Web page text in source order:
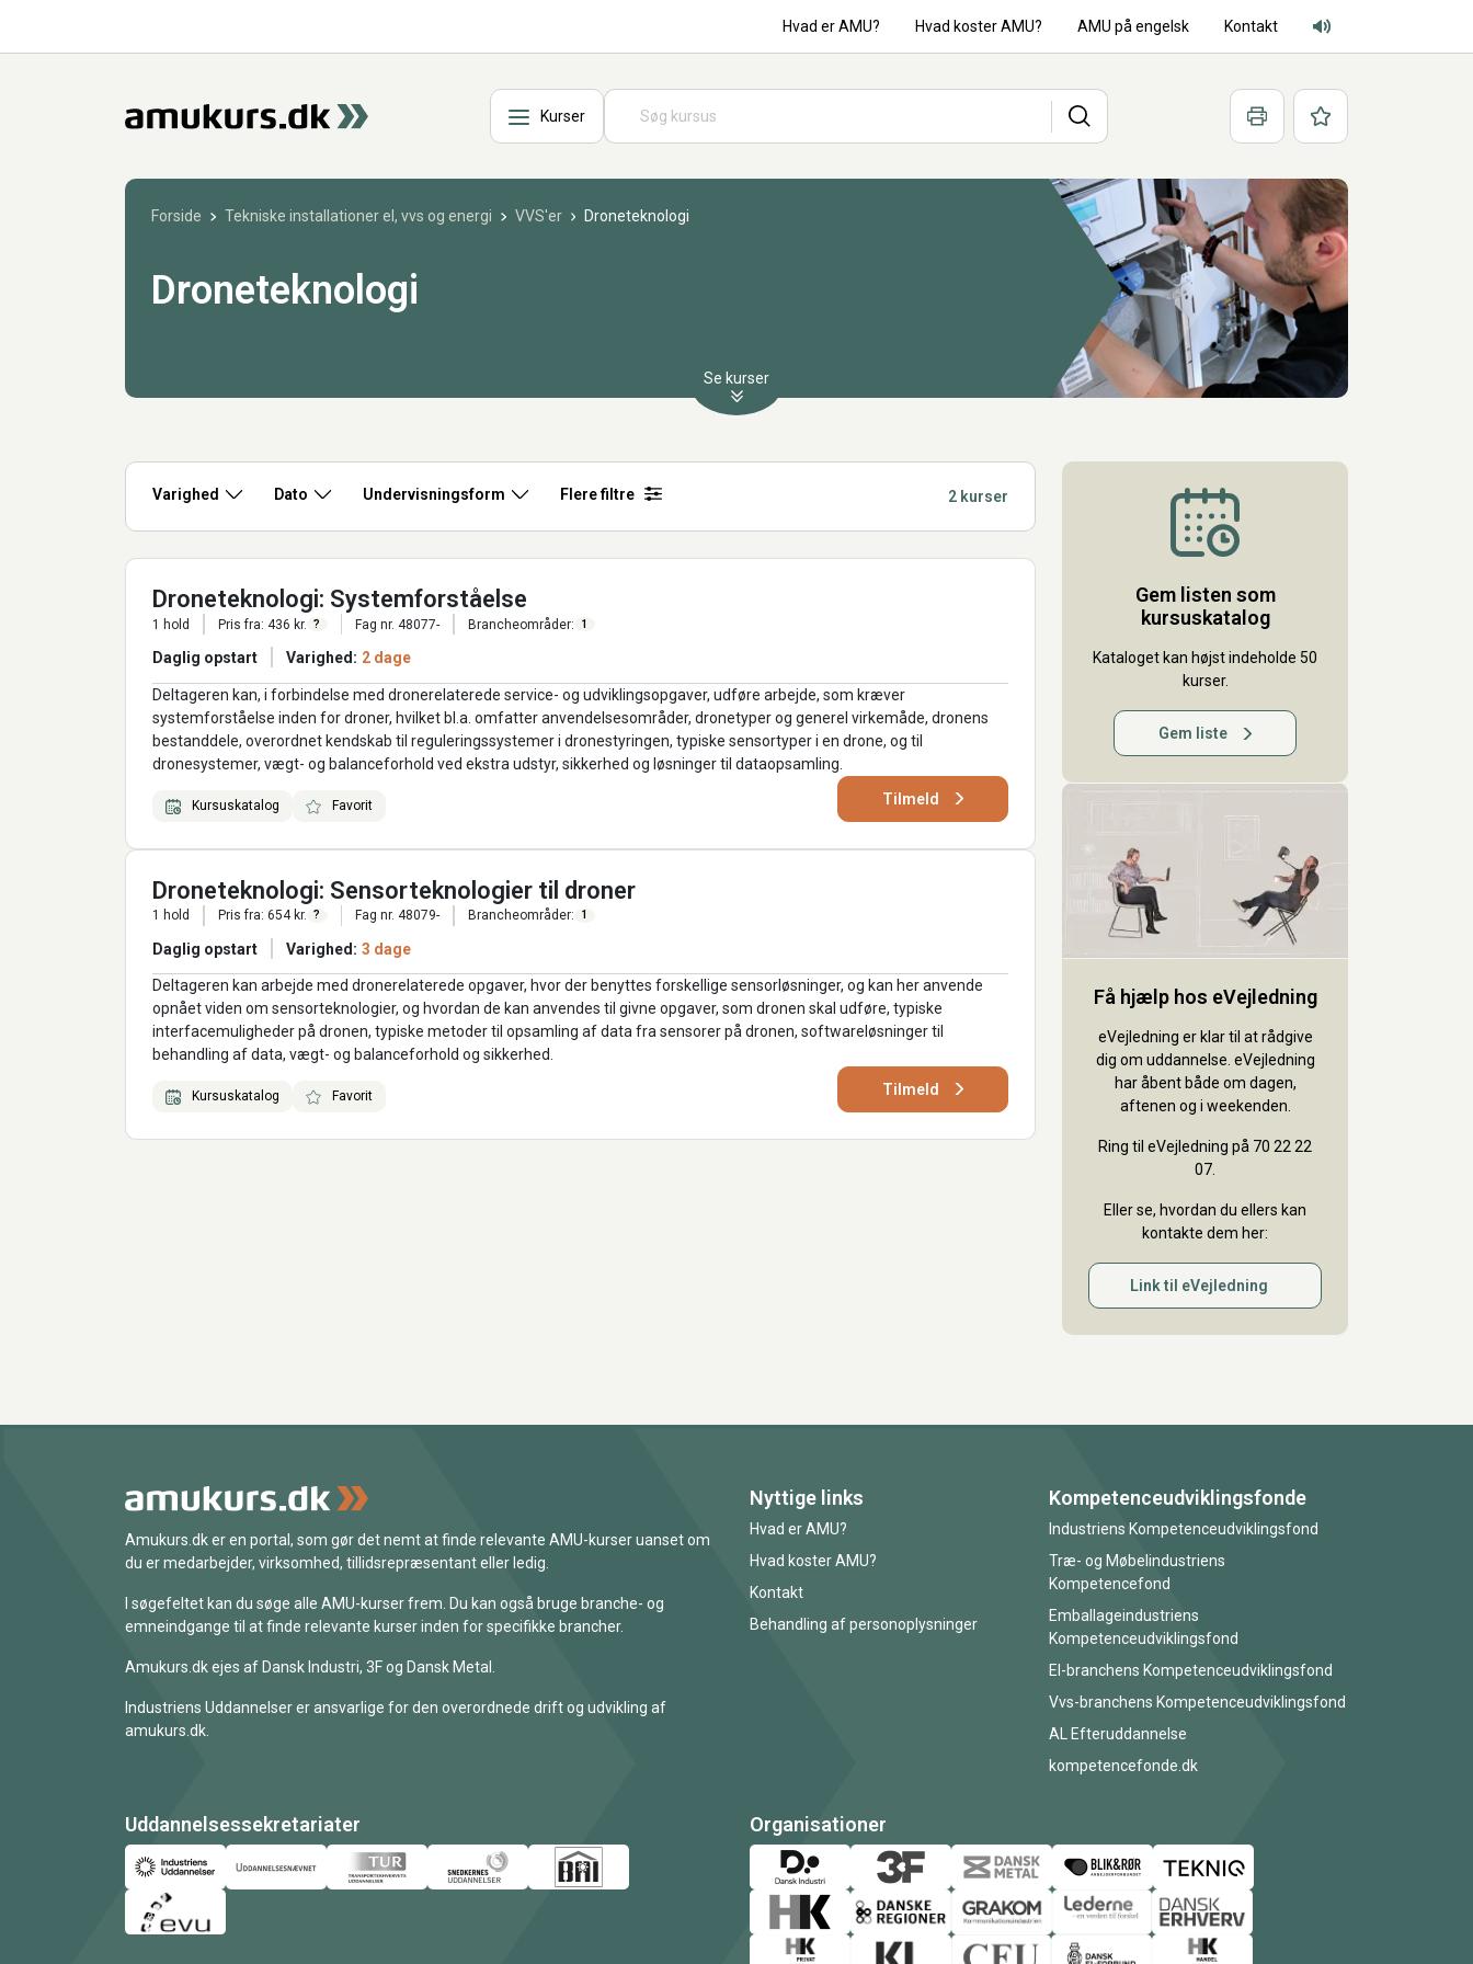
Hvad er AMU? Hvad koster AMU? AMU på engelsk Kontakt
Adgang for alle lyd
Kurser Søg Print Favoritter
Forside Tekniske installationer el, vvs og energi VVS'er Droneteknologi
Droneteknologi
Se kurser
Varighed Dato Undervisningsform Flere filtre 2 kurser
Droneteknologi: Systemforståelse
1 hold Pris fra: 436 kr. ? Fag nr. 48077- Brancheområder: 1
Daglig opstart Varighed: 2 dage
Deltageren kan, i forbindelse med dronerelaterede service- og udviklingsopgaver, udføre arbejde, som kræver
systemforståelse inden for droner, hvilket bl.a. omfatter anvendelsesområder, dronetyper og generel virkemåde, dronens
bestanddele, overordnet kendskab til reguleringssystemer i dronestyringen, typiske sensortyper i en drone, og til
dronesystemer, vægt- og balanceforhold ved ekstra udstyr, sikkerhed og løsninger til dataopsamling.
Kursuskatalog Favorit Tilmeld
Droneteknologi: Sensorteknologier til droner
1 hold Pris fra: 654 kr. ? Fag nr. 48079- Brancheområder: 1
Daglig opstart Varighed: 3 dage
Deltageren kan arbejde med dronerelaterede opgaver, hvor der benyttes forskellige sensorløsninger, og kan her anvende
opnået viden om sensorteknologier, og hvordan de kan anvendes til givne opgaver, som dronen skal udføre, typiske
interfacemuligheder på dronen, typiske metoder til opsamling af data fra sensorer på dronen, softwareløsninger til
behandling af data, vægt- og balanceforhold og sikkerhed.
Kursuskatalog Favorit Tilmeld
Gem listen som
kursuskatalog
Kataloget kan højst indeholde 50
kurser.
Gem liste
Få hjælp hos eVejledning
eVejledning er klar til at rådgive
dig om uddannelse. eVejledning
har åbent både om dagen,
aftenen og i weekenden.
Ring til eVejledning på 70 22 22
07.
Eller se, hvordan du ellers kan
kontakte dem her:
Link til eVejledning
Amukurs.dk er en portal, som gør det nemt at finde relevante AMU-kurser uanset om
du er medarbejder, virksomhed, tillidsrepræsentant eller ledig.
I søgefeltet kan du søge alle AMU-kurser frem. Du kan også bruge branche- og
emneindgange til at finde relevante kurser inden for specifikke brancher.
Amukurs.dk ejes af Dansk Industri, 3F og Dansk Metal.
Industriens Uddannelser er ansvarlige for den overordnede drift og udvikling af
amukurs.dk.
Nyttige links
Hvad er AMU?
Hvad koster AMU?
Kontakt
Behandling af personoplysninger
Kompetenceudviklingsfonde
Industriens Kompetenceudviklingsfond
Træ- og Møbelindustriens
Kompetencefond
Emballageindustriens
Kompetenceudviklingsfond
El-branchens Kompetenceudviklingsfond
Vvs-branchens Kompetenceudviklingsfond
AL Efteruddannelse
kompetencefonde.dk
Uddannelsessekretariater Organisationer